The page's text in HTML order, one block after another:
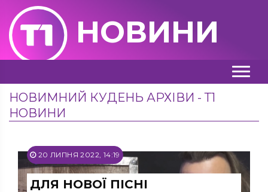
НОВИНИ
НОВИМНИЙ КУДЕНЬ АРХІВИ - Т1
НОВИНИ
20 ЛИПНЯ 2022, 14:19
ДЛЯ НОВОЇ ПІСНІ